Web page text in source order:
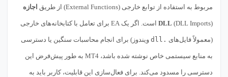
مربوط به استفاده از توابع خارجی (External Functions) از طریق اجازه
DLL (DLL Imports) است. اگر یک EA برای تعامل با کتابخانه‌های خارجی
(معمولاً فایل‌های .dll ویندوز) برای انجام محاسبات سنگین یا دسترسی
به منابع سیستمی خاص نوشته شده باشد، MT4 به طور پیش‌فرض این
دسترسی را مسدود می‌کند. برای فعال‌سازی این قابلیت، کاربر باید به